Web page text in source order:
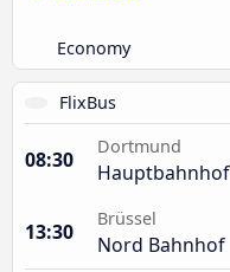
Economy
FlixBus
08:30
Dortmund
Hauptbahnhof
13:30
Brüssel
Nord Bahnhof